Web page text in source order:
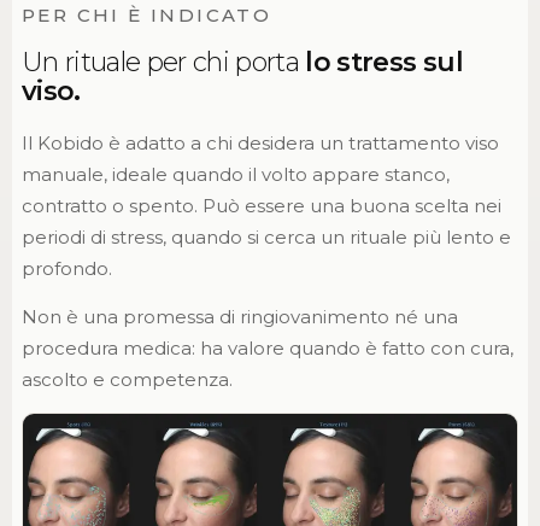
PER CHI È INDICATO
Un rituale per chi porta lo stress sul
viso.
Il Kobido è adatto a chi desidera un trattamento viso
manuale, ideale quando il volto appare stanco,
contratto o spento. Può essere una buona scelta nei
periodi di stress, quando si cerca un rituale più lento e
profondo.
Non è una promessa di ringiovanimento né una
procedura medica: ha valore quando è fatto con cura,
ascolto e competenza.